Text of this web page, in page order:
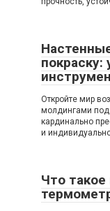
покраску:
Откройте мир
молдингами под
кардинально
и
Что